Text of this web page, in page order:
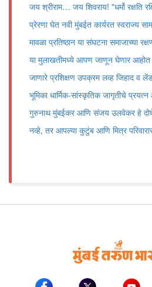
जय श्रीराम… जय शिवराय! "धर्मो रक्षति
प्रेरणा घेत नवी मुंबईत कार्यरत स्वराज्य
मावळा प्रतिष्ठान या संघटना समाजाच्या
या मुलाखतीमध्ये आपण जाणून घेणार आहोत
जाणारे प्रशिक्षण उपक्रम लव्ह जिहाद व
भूमिका धार्मिक-सांस्कृतिक जागृतीचे प्रयत्न
गुरुनाथ मुंबईकर आणि संजय उलवेकर हे
नव्हे, तर आपल्या कुटुंब आणि मित्र